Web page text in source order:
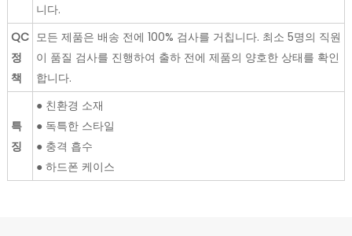
니다.
QC
정
책
모든 제품은 배송 전에 100% 검사를 거칩니다. 최소 5명의 직원
이 품질 검사를 진행하여 출하 전에 제품의 양호한 상태를 확인
합니다.
특
징
● 친환경 소재
● 독특한 스타일
● 충격 흡수
● 하드폰 케이스